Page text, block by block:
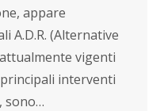
appare
A.D.R. (Alternative
vigenti
interventi
sono…